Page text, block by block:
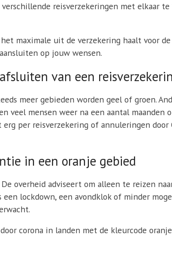
reisverzekeringen met elkaar
maximale uit de verzekering haalt voor
op jouw wensen.
van een
meer gebieden worden geel of groen.
mensen weer na een aantal maanden
per reisverzekering of annuleringen door
in een oranje gebied
overheid adviseert om alleen te reizen
lockdown, een avondklok of minder
corona in landen met de kleurcode